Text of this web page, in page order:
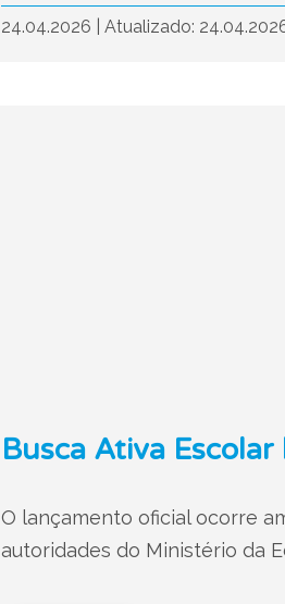
24.04.2026 Atualizado:
Busca Ativa
O lançamento oficial ocorre
autoridades do Ministério da